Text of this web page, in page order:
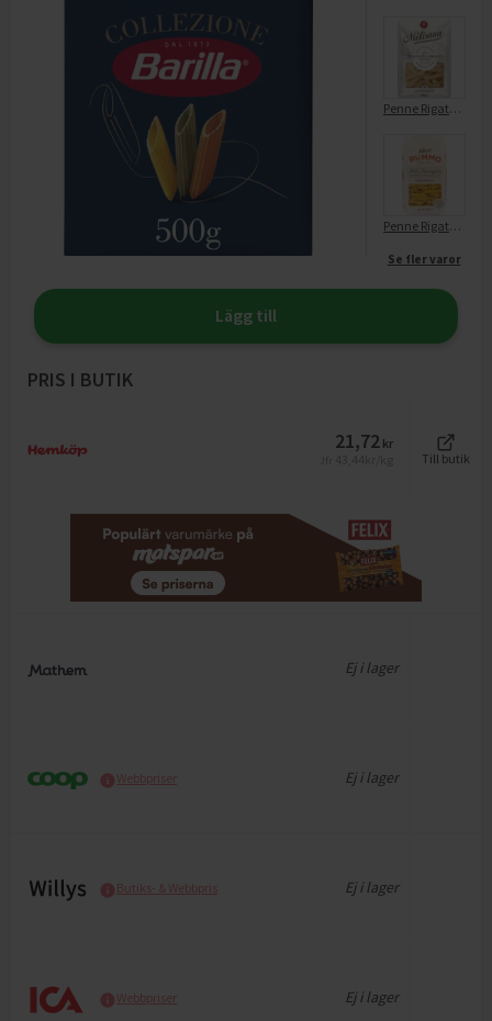
Penne Rigate (20)
Penne Rigate No.66
Se fler varor
Lägg till
PRIS I BUTIK
21,72 kr
Till butik
Ej i lager
Webbpriser Ej i lager
Butiks- & Webbpris Ej i lager
Webbpriser Ej i lager